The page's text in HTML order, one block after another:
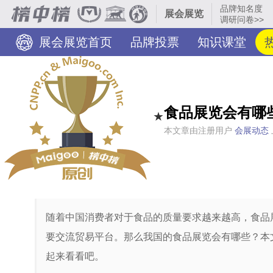
展会展览
品牌知名度
调研问卷>>
展会展览首页 品牌投票 知识课堂
★食品展览会有哪
本文章由注册用户 会展动态
随着中国消费者对于食品的质量要求越来越高，食
要交流贸易平台。那么我国的食品展览会有哪些？
起来看看吧。